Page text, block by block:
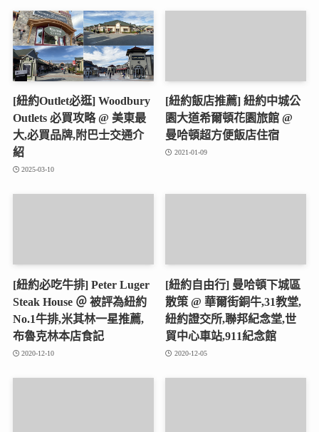
[紐約Outlet必逛] Woodbury
Outlets 必買攻略 @ 美東最
大,必買品牌,附巴士交通介
紹
2025-03-10
[紐約飯店推薦] 紐約中城公
園大道希爾頓花園旅館 @
曼哈頓超方便飯店住宿
2021-01-09
[紐約必吃牛排] Peter Luger
Steak House ＠ 被評為紐約
No.1牛排,米其林一星推薦,
布魯克林本店食記
2020-12-10
[紐約自由行] 曼哈頓下城區
散策 @ 華爾街銅牛,31教堂,
紐約證交所,聯邦紀念堂,世
貿中心車站,911紀念館
2020-12-05